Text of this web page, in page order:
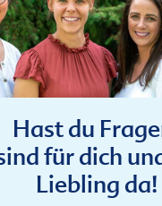
Hast du
für dich
Liebling da!